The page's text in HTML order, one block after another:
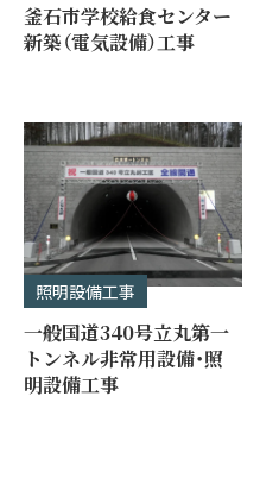
釜石市学校給食センター
新築（電気設備）工事
照明設備工事
一般国道340号立丸第一
トンネル非常用設備・照
明設備工事